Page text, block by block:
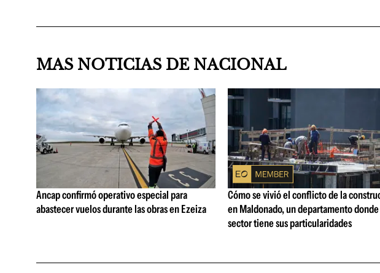
MAS NOTICIAS DE NACIONAL
Ancap confirmó operativo especial para
abastecer vuelos durante las obras en Ezeiza
Cómo se vivió el conflicto de la
en Maldonado, un departamento
sector tiene sus particularidades